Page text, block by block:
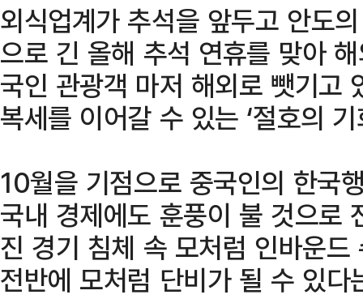
외식업계가 추석을 앞두고 안도
으로 긴 올해 추석 연휴를 맞아
국인 관광객 마저 해외로 뺏기고
복세를 이어갈 수 있는 ‘절호의
10월을 기점으로 중국인의 한국
국내 경제에도 훈풍이 불 것으로
진 경기 침체 속 모처럼 인바운
전반에 모처럼 단비가 될 수 있